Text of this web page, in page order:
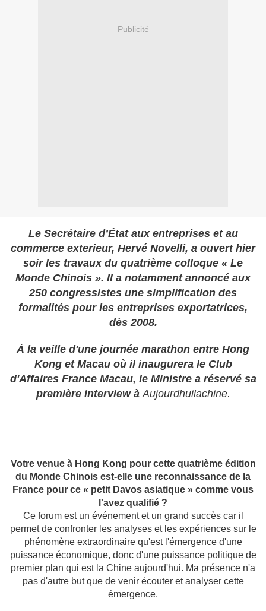
Publicité
Le Secrétaire d’État aux entreprises et au
commerce exterieur, Hervé Novelli, a ouvert hier
soir les travaux du quatrième colloque « Le
Monde Chinois ». Il a notamment annoncé aux
250 congressistes une simplification des
formalités pour les entreprises exportatrices,
dès 2008.
À la veille d'une journée marathon entre Hong
Kong et Macau où il inaugurera le Club
d'Affaires France Macau, le Ministre a réservé sa
première interview à Aujourdhuilachine.
Votre venue à Hong Kong pour cette quatrième édition
du Monde Chinois est-elle une reconnaissance de la
France pour ce « petit Davos asiatique » comme vous
l'avez qualifié ?
Ce forum est un événement et un grand succès car il
permet de confronter les analyses et les expériences sur le
phénomène extraordinaire qu'est l'émergence d'une
puissance économique, donc d'une puissance politique de
premier plan qui est la Chine aujourd'hui. Ma présence n'a
pas d'autre but que de venir écouter et analyser cette
émergence.